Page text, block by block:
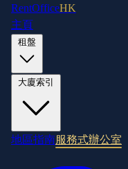
RentOfficeHK
主頁
地區指南服務式辦公室